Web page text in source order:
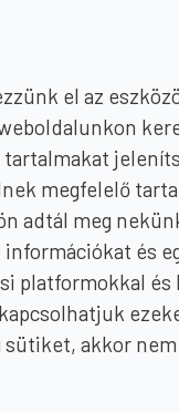
el az
megfelelő
adtál meg
és
platformokkal és
sütiket, akkor